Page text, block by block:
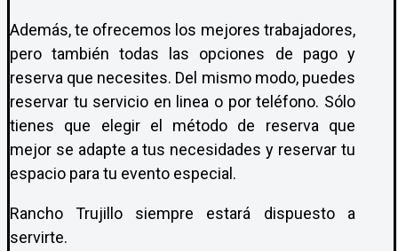
Además, te ofrecemos los mejores trabajadores,
pero también todas las opciones de pago y
reserva que necesites. Del mismo modo, puedes
reservar tu servicio en linea o por teléfono. Sólo
tienes que elegir el método de reserva que
mejor se adapte a tus necesidades y reservar tu
espacio para tu evento especial.
Rancho Trujillo siempre estará dispuesto a
servirte.